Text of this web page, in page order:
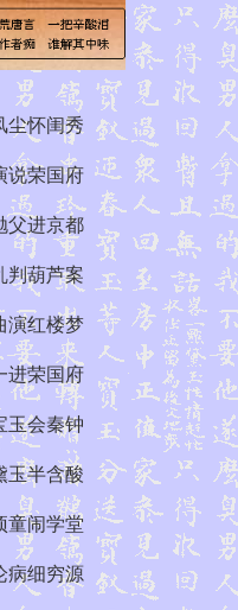
尘怀闺秀
说荣国府
父进京都
判葫芦案
演红楼梦
进荣国府
玉会秦钟
玉半含酸
童闹学堂
病细穷源